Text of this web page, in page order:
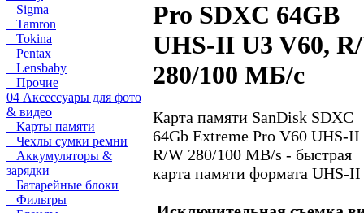
Sigma
Tamron
Tokina
Pentax
Lensbaby
Прочие
04 Аксессуары для фото
& видео
Карты памяти
Чехлы сумки ремни
Аккумуляторы &
зарядки
Батарейные блоки
Фильтры
Pro SDXC 64GB
UHS-II U3 V60,
280/100 МБ/с
Карта памяти SanDisk SDXC
64Gb Extreme Pro V60 UHS-II
R/W 280/100 MB/s - быстрая
карта памяти формата UHS-II